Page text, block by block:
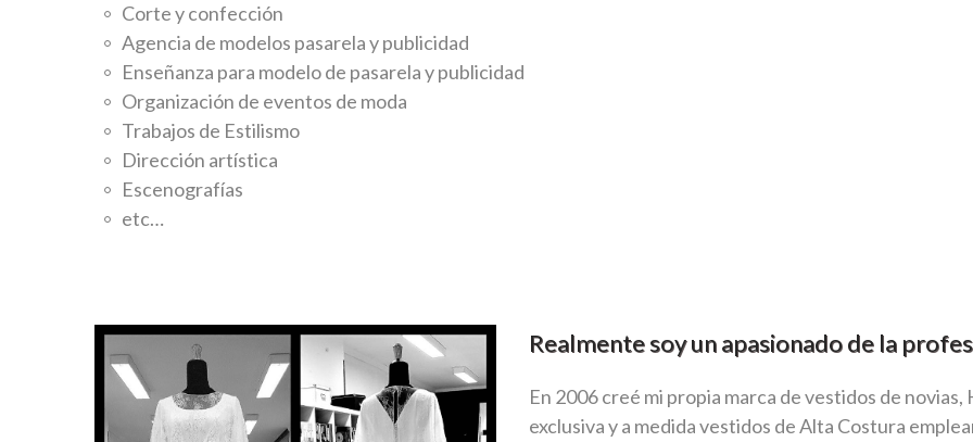
Corte y confección
Agencia de modelos pasarela y publicidad
Enseñanza para modelo de pasarela y publicidad
Organización de eventos de moda
Trabajos de Estilismo
Dirección artística
Escenografías
etc…
Realmente soy un apasionado de la
En 2006 creé mi propia marca de vestidos de
exclusiva y a medida vestidos de Alta Costura